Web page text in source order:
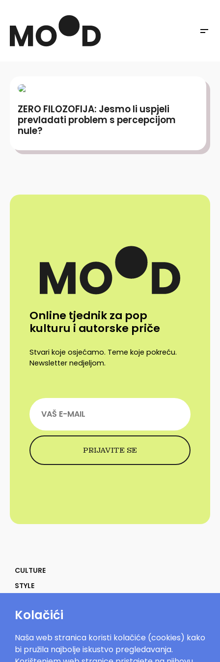
ZERO FILOZOFIJA: Jesmo li uspjeli
prevladati problem s percepcijom
nule?
Online tjednik za pop
kulturu i autorske priče
Stvari koje osjećamo. Teme koje pokreću.
Newsletter nedjeljom.
CULTURE
STYLE
POWER
IN THE MOOD
Kolačići
Naša web stranica koristi kolačiće (cookies) kako
bi pružila najbolje iskustvo pregledavanja.